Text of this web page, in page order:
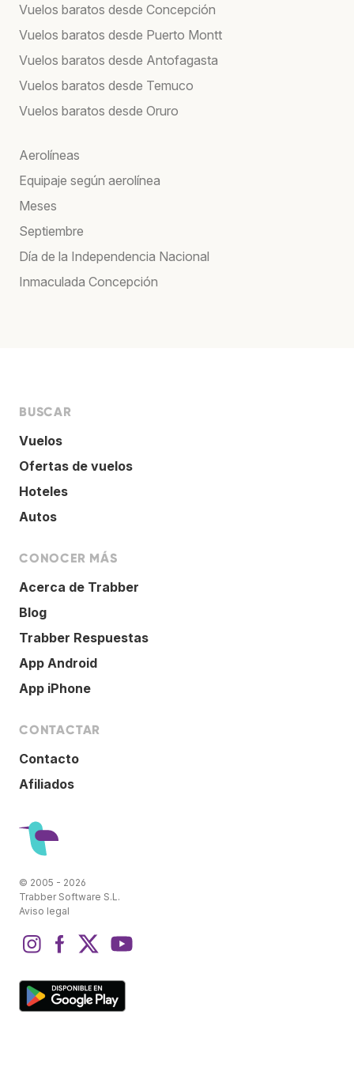
Vuelos baratos desde Concepción
Vuelos baratos desde Puerto Montt
Vuelos baratos desde Antofagasta
Vuelos baratos desde Temuco
Vuelos baratos desde Oruro
Aerolíneas
Equipaje según aerolínea
Meses
Septiembre
Día de la Independencia Nacional
Inmaculada Concepción
BUSCAR
Vuelos
Ofertas de vuelos
Hoteles
Autos
CONOCER MÁS
Acerca de Trabber
Blog
Trabber Respuestas
App Android
App iPhone
CONTACTAR
Contacto
Afiliados
© 2005 - 2026
Trabber Software S.L.
Aviso legal